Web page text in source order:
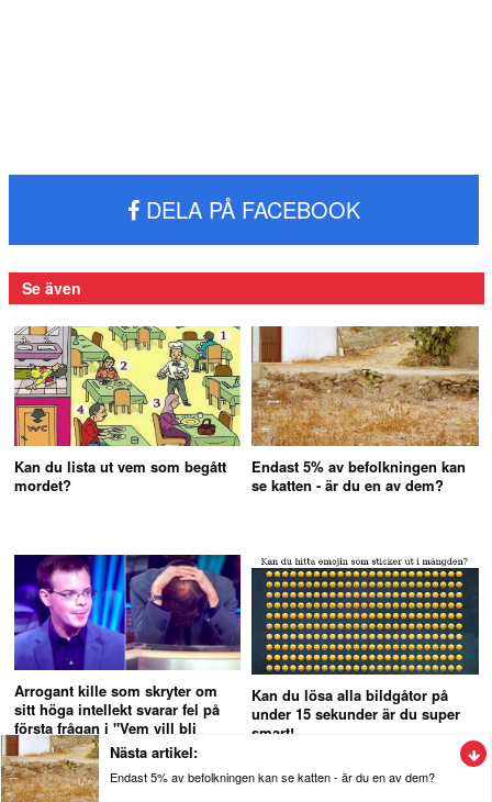
DELA PÅ FACEBOOK
Se även
Kan du lista ut vem som begått
mordet?
Endast 5% av befolkningen kan
se katten - är du en av dem?
Arrogant kille som skryter om
sitt höga intellekt svarar fel på
första frågan i "Vem vill bli
miljonär"
Kan du lösa alla bildgåtor på
under 15 sekunder är du super
smart!
Nästa artikel:
Endast 5% av befolkningen kan se katten - är du en av dem?